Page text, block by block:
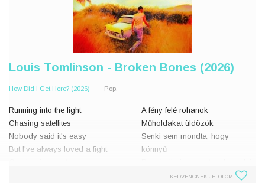
Louis Tomlinson - Broken Bones (2026)
How Did I Get Here? (2026) Pop,
Running into the light
Chasing satellites
Nobody said it's easy
But I've always loved a fight
A fény felé rohanok
Műholdakat üldözök
Senki sem mondta, hogy
könnyű
Az űrből jövökKEDVENCNEK JELÖLÖM